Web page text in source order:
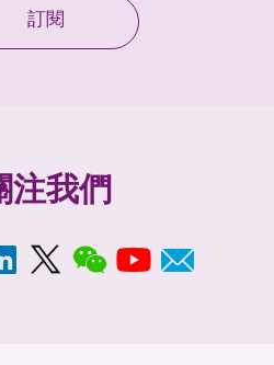
訂閱
注我們